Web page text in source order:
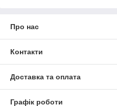
Про нас
Контакти
Доставка та оплата
Графік роботи